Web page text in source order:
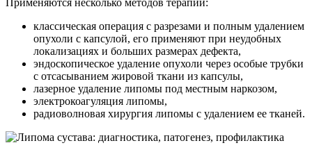
классическая операция с разрезами и полным удалением
опухоли с капсулой, его применяют при неудобных
локализациях и больших размерах дефекта,
эндоскопическое удаление опухоли через особые трубки
с отсасыванием жировой ткани из капсулы,
лазерное удаление липомы под местным наркозом,
электрокоагуляция липомы,
радиоволновая хирургия липомы с удалением ее тканей.